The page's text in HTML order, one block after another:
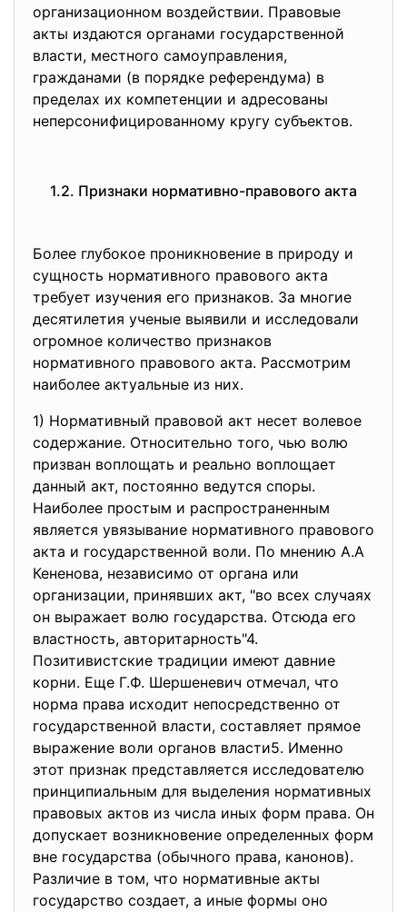
организационном воздействии. Правовые
акты издаются органами государственной
власти, местного самоуправления,
гражданами (в порядке референдума) в
пределах их компетенции и адресованы
неперсонифицированному кругу субъектов.
1.2. Признаки нормативно-правового акта
Более глубокое проникновение в природу и
сущность нормативного правового акта
требует изучения его признаков. За многие
десятилетия ученые выявили и исследовали
огромное количество признаков
нормативного правового акта. Рассмотрим
наиболее актуальные из них.
1) Нормативный правовой акт несет волевое
содержание. Относительно того, чью волю
призван воплощать и реально воплощает
данный акт, постоянно ведутся споры.
Наиболее простым и распространенным
является увязывание нормативного правового
акта и государственной воли. По мнению А.А
Кененова, независимо от органа или
организации, принявших акт, "во всех случаях
он выражает волю государства. Отсюда его
властность, авторитарность"4.
Позитивистские традиции имеют давние
корни. Еще Г.Ф. Шершеневич отмечал, что
норма права исходит непосредственно от
государственной власти, составляет прямое
выражение воли органов власти5. Именно
этот признак представляется исследователю
принципиальным для выделения нормативных
правовых актов из числа иных форм права. Он
допускает возникновение определенных форм
вне государства (обычного права, канонов).
Различие в том, что нормативные акты
государство создает, а иные формы оно